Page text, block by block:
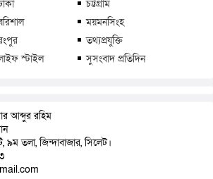
চট্টগ্রাম
ময়মনসিংহ
তথ্যপ্রযুক্তি
স্টাইল সুসংবাদ প্রতিদিন
আব্দুর রহিম
৯ম তলা, জিন্দাবাজার, সিলেট।